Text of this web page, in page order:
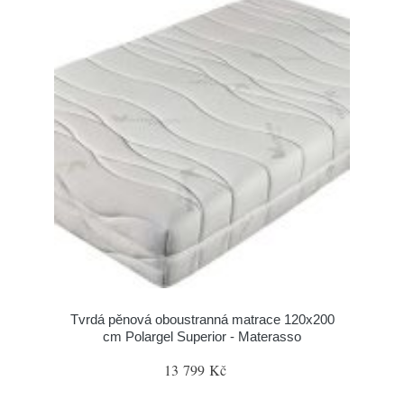
Tvrdá pěnová oboustranná matrace 120x200
cm Polargel Superior - Materasso
13 799 Kč